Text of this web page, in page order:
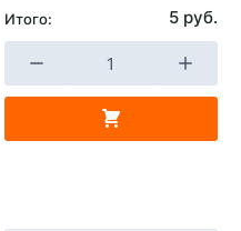
Итого: 5 руб.